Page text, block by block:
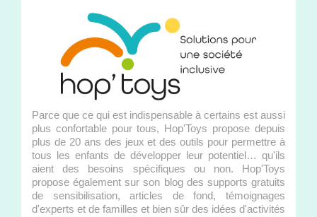
Parce que ce qui est indispensable à certains est aussi
plus confortable pour tous, Hop'Toys propose depuis
plus de 20 ans des jeux et des outils pour permettre à
tous les enfants de développer leur potentiel… qu'ils
aient des besoins spécifiques ou non. Hop'Toys
propose également sur son blog des supports gratuits
de sensibilisation, articles de fond, témoignages
d'experts et de familles et bien sûr des idées d'activités